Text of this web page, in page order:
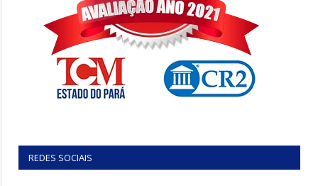
REDES SOCIAIS